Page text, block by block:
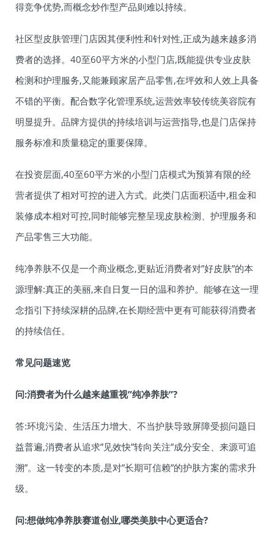
得竞争优势,而概念炒作型产品则难以持续。
社区型皮肤管理门店因其便利性和针对性,正成为越来越多消
费者的选择。40至60平方米的小型门店,既能提供专业皮肤
检测和护理服务,又能兼顾家居产品零售,在坪效和人效上具备
不错的平衡。配合数字化管理系统,运营效率较传统美容院有
明显提升。品牌方提供的持续培训与运营指导,也是门店保持
服务标准和质量稳定的重要保障。
在投资层面,40至60平方米的小型门店模式为预算有限的经
营者提供了相对可控的进入方式。此类门店面积适中,租金和
装修成本相对可控,同时能够完整呈现皮肤检测、护理服务和
产品零售三大功能。
纯净养肤不仅是一个商业概念,更贴近消费者对”好皮肤”的本
源理解:真正的美丽,来自日复一日的温和养护。能够在这一理
念指引下持续深耕的品牌,在长期经营中更有可能获得消费者
的持续信任。
常见问题速览
问:消费者为什么越来越重视”纯净养肤”?
答:环境污染、生活压力增大、不当护肤导致屏障受损问题日
益普遍,消费者从追求”见效快”转向关注”成分安全、来源可追
溯”。这一转变的本质,是对”长期可信赖”的护肤方案的需求升
级。
问:想做纯净养肤赛道创业,哪类美肤中心更适合?